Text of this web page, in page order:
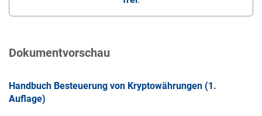
Dokumentvorschau
Handbuch Besteuerung von Kryptowährungen (1.
Auflage)